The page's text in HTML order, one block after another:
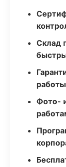
Склад
работы
Фото-